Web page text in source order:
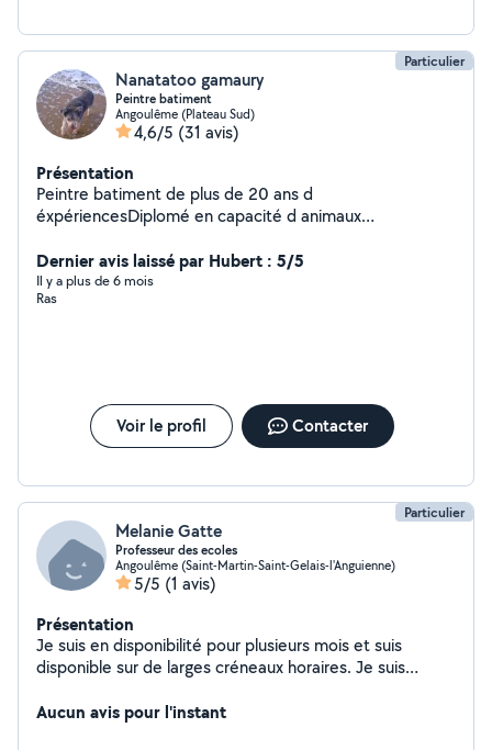
Particulier
Nanatatoo gamaury
Peintre batiment
Angoulême (Plateau Sud)
4,6/5 (31 avis)
Présentation
Peintre batiment de plus de 20 ans d
éxpériencesDiplomé en capacité d animaux
toutes propositionsA votre sérvice.
Dernier avis laissé par Hubert : 5/5
Il y a plus de 6 mois
Ras
Voir le profil Contacter
Particulier
Melanie Gatte
Professeur des ecoles
Angoulême (Saint-Martin-Saint-Gelais-l'Anguienne)
5/5 (1 avis)
Présentation
Je suis en disponibilité pour plusieurs mois et suis
disponible sur de larges créneaux horaires. Je suis
enfants ou garde d animaux..
Aucun avis pour l'instant